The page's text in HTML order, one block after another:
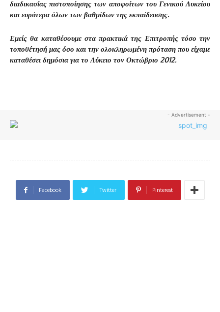
διαδικασίας πιστοποίησης των αποφοίτων του Γενικού Λυκείου
και ευρύτερα όλων των βαθμίδων της εκπαίδευσης.
Εμείς θα καταθέσουμε στα πρακτικά της Επιτροπής τόσο την
τοποθέτησή μας όσο και την ολοκληρωμένη πρόταση που είχαμε
καταθέσει δημόσια για το Λύκειο τον Οκτώβριο 2012.
- Advertisement -
Facebook Twitter Pinterest